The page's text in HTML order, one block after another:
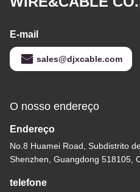
E-mail
sales@djxcable.com
O nosso endereço
Endereço
No.8 Huamei Road, Subdistrito
Shenzhen, Guangdong 518105,
telefone